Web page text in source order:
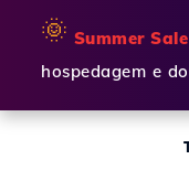
🌞 Summer Sale
hospedagem e